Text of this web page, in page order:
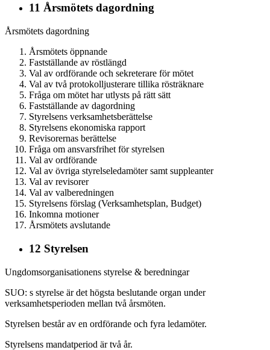
11 Årsmötets dagordning
Årsmötets dagordning
Årsmötets öppnande
Fastställande av röstlängd
Val av ordförande och sekreterare för mötet
Val av två protokolljusterare tillika rösträknare
Fråga om mötet har utlysts på rätt sätt
Fastställande av dagordning
Styrelsens verksamhetsberättelse
Styrelsens ekonomiska rapport
Revisorernas berättelse
Fråga om ansvarsfrihet för styrelsen
Val av ordförande
Val av övriga styrelseledamöter samt suppleanter
Val av revisorer
Val av valberedningen
Styrelsens förslag (Verksamhetsplan, Budget)
Inkomna motioner
Årsmötets avslutande
12 Styrelsen
Ungdomsorganisationens styrelse & beredningar
SUO: s styrelse är det högsta beslutande organ under
verksamhetsperioden mellan två årsmöten.
Styrelsen består av en ordförande och fyra ledamöter.
Styrelsens mandatperiod är två år.